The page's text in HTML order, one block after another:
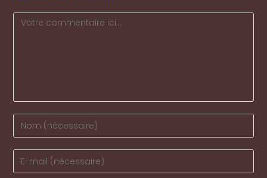
Comment
Enter
your
name
Enter
your